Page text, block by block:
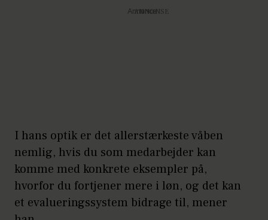
Annonce
I hans optik er det allerstærkeste våben
nemlig, hvis du som medarbejder kan
komme med konkrete eksempler på,
hvorfor du fortjener mere i løn, og det kan
et evalueringssystem bidrage til, mener